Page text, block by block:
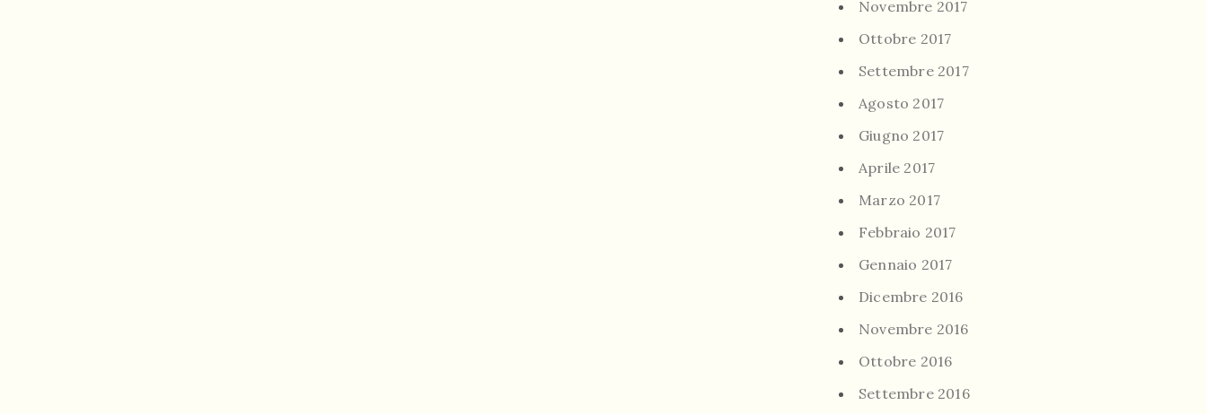
Novembre 2017
Ottobre 2017
Settembre 2017
Agosto 2017
Giugno 2017
Aprile 2017
Marzo 2017
Febbraio 2017
Gennaio 2017
Dicembre 2016
Novembre 2016
Ottobre 2016
Settembre 2016